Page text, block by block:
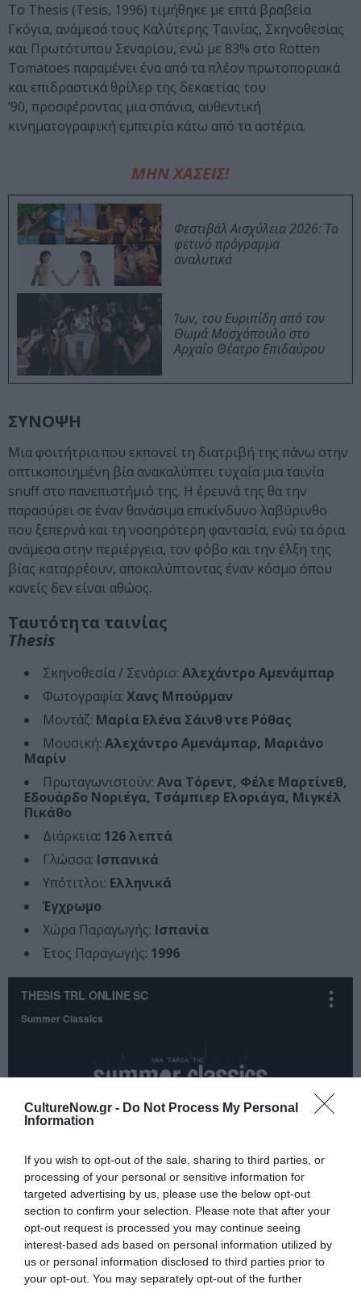
CultureNow.gr - Do Not Process My Personal
Information
If you wish to opt-out of the sale, sharing to third parties, or
processing of your personal or sensitive information for
targeted advertising by us, please use the below opt-out
section to confirm your selection. Please note that after your
opt-out request is processed you may continue seeing
interest-based ads based on personal information utilized by
us or personal information disclosed to third parties prior to
your opt-out. You may separately opt-out of the further
Το Thesis (Tesis, 1996) τιμήθηκε με επτά βραβεία
Γκόγια, ανάμεσά τους Καλύτερης Ταινίας, Σκηνοθεσίας
και Πρωτότυπου Σεναρίου, ενώ με 83% στο Rotten
Tomatoes παραμένει ένα από τα πλέον πρωτοποριακά
και επιδραστικά θρίλερ της δεκαετίας του
’90, προσφέροντας μια σπάνια, αυθεντική
κινηματογραφική εμπειρία κάτω από τα αστέρια.
ΜΗΝ ΧΑΣΕΙΣ!
Φεστιβάλ Αισχύλεια 2026: Το
φετινό πρόγραμμα
αναλυτικά
Ίων, του Ευριπίδη από τον
Θωμά Μοσχόπουλο στο
Αρχαίο Θέατρο Επιδαύρου
ΣΥΝΟΨΗ
Μια φοιτήτρια που εκπονεί τη διατριβή της πάνω στην
οπτικοποιημένη βία ανακαλύπτει τυχαία μια ταινία
snuff στο πανεπιστήμιό της. Η έρευνά της θα την
παρασύρει σε έναν θανάσιμα επικίνδυνο λαβύρινθο
που ξεπερνά και τη νοσηρότερη φαντασία, ενώ τα όρια
ανάμεσα στην περιέργεια, τον φόβο και την έλξη της
βίας καταρρέουν, αποκαλύπτοντας έναν κόσμο όπου
κανείς δεν είναι αθώος.
Ταυτότητα ταινίας
Thesis
Σκηνοθεσία / Σενάριο: Αλεχάντρο Αμενάμπαρ
Φωτογραφία: Χανς Μπούρμαν
Μοντάζ: Μαρία Ελένα Σάινθ ντε Ρόθας
Μουσική: Αλεχάντρο Αμενάμπαρ, Μαριάνο
Μαρίν
Πρωταγωνιστούν: Ανα Τόρεντ, Φέλε Μαρτίνεθ,
Εδουάρδο Νοριέγα, Τσάμπιερ Ελοριάγα, Μιγκέλ
Πικάθο
Διάρκεια: 126 λεπτά
Γλώσσα: Ισπανικά
Υπότιτλοι: Ελληνικά
Έγχρωμο
Χώρα Παραγωγής: Ισπανία
Έτος Παραγωγής: 1996
Ταυτότητα
4 Ιουνίου στους κινηματογράφους από τη Summer
Classics